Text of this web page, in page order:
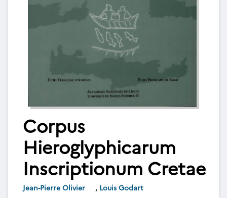
Corpus
Hieroglyphicarum
Inscriptionum Cretae
Jean-Pierre Olivier , Louis Godart